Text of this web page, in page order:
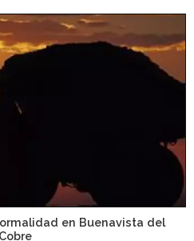
en Buenavista del
Cobre